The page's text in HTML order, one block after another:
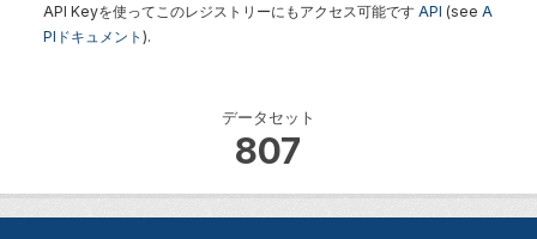
データセット
807
API Keyを使ってこのレジストリーにもアクセス可能です API (see A
PIドキュメント ).